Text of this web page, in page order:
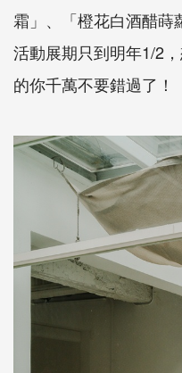
霜」、「橙花白酒醋蒔
活動展期只到明年1/2
的你千萬不要錯過了！